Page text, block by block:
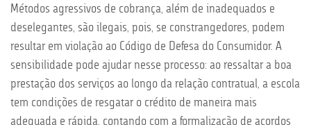
Métodos agressivos de cobrança, além de inadequados e
deselegantes, são ilegais, pois, se constrangedores, podem
resultar em violação ao Código de Defesa do Consumidor. A
sensibilidade pode ajudar nesse processo: ao ressaltar a boa
prestação dos serviços ao longo da relação contratual, a escola
tem condições de resgatar o crédito de maneira mais
adequada e rápida, contando com a formalização de acordos